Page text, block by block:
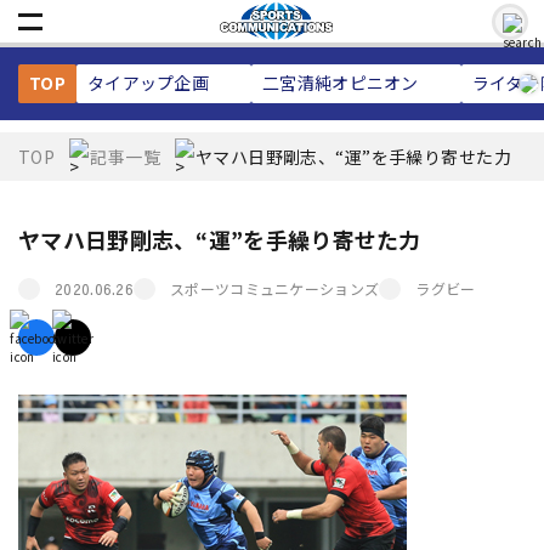
TOP タイアップ企画 二宮清純オピニオン ライタ
TOP 記事一覧 ヤマハ日野剛志、“運”を手繰り寄せた力
ヤマハ日野剛志、“運”を手繰り寄せた力
2020.06.26 スポーツコミュニケーションズ ラグビー